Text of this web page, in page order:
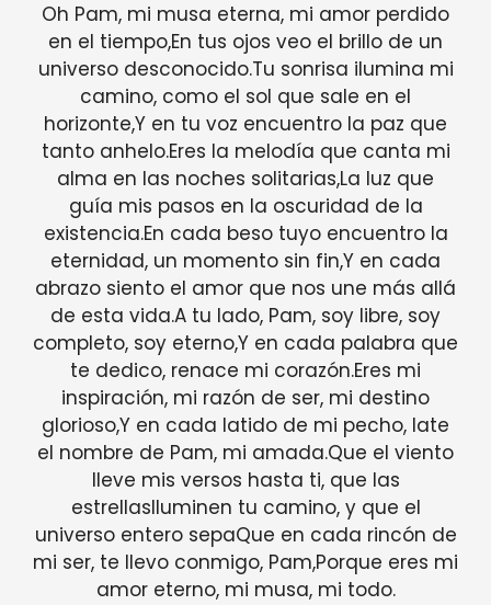
Oh Pam, mi musa eterna, mi amor perdido
en el tiempo,En tus ojos veo el brillo de un
universo desconocido.Tu sonrisa ilumina mi
camino, como el sol que sale en el
horizonte,Y en tu voz encuentro la paz que
tanto anhelo.Eres la melodía que canta mi
alma en las noches solitarias,La luz que
guía mis pasos en la oscuridad de la
existencia.En cada beso tuyo encuentro la
eternidad, un momento sin fin,Y en cada
abrazo siento el amor que nos une más allá
de esta vida.A tu lado, Pam, soy libre, soy
completo, soy eterno,Y en cada palabra que
te dedico, renace mi corazón.Eres mi
inspiración, mi razón de ser, mi destino
glorioso,Y en cada latido de mi pecho, late
el nombre de Pam, mi amada.Que el viento
lleve mis versos hasta ti, que las
estrellasIluminen tu camino, y que el
universo entero sepaQue en cada rincón de
mi ser, te llevo conmigo, Pam,Porque eres mi
amor eterno, mi musa, mi todo.